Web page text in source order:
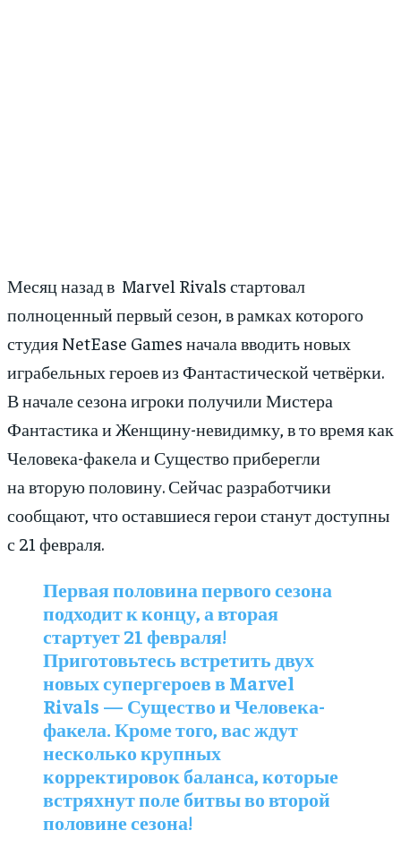
Месяц назад в Marvel Rivals стартовал
полноценный первый сезон, в рамках которого
студия NetEase Games начала вводить новых
играбельных героев из Фантастической четвёрки.
В начале сезона игроки получили Мистера
Фантастика и Женщину-невидимку, в то время как
Человека-факела и Существо приберегли
на вторую половину. Сейчас разработчики
сообщают, что оставшиеся герои станут доступны
с 21 февраля.
Первая половина первого сезона
подходит к концу, а вторая
стартует 21 февраля!
Приготовьтесь встретить двух
новых супергероев в Marvel
Rivals — Существо и Человека-
факела. Кроме того, вас ждут
несколько крупных
корректировок баланса, которые
встряхнут поле битвы во второй
половине сезона!